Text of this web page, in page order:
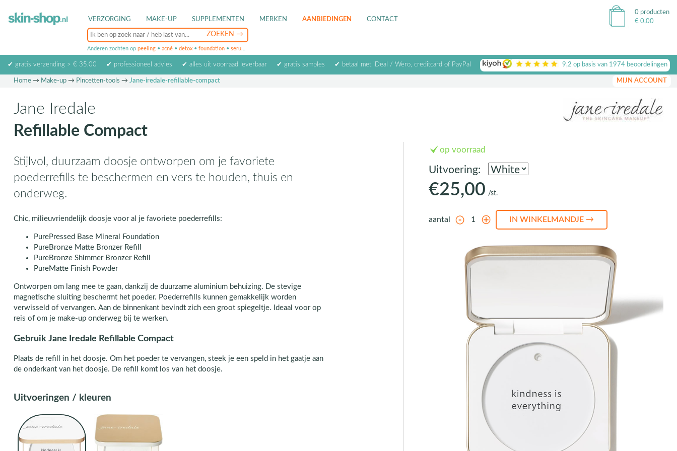
VERZORGING MAKE-UP SUPPLEMENTEN MERKEN AANBIEDINGEN CONTACT
Anderen zochten op peeling • acné • detox • foundation • serum
0 producten
€ 0,00
✔ gratis verzending > € 35,00 ✔ professioneel advies ✔ alles uit voorraad leverbaar ✔ gratis samples ✔ betaal met iDeal / Wero, creditcard of PayPal 9,2 op basis van 1974beoordelingen
MIJN ACCOUNT
Home→ Make-up→ Pincetten-tools → Jane-iredale-refillable-compact
Jane Iredale
Refillable Compact
Stijlvol, duurzaam doosje ontworpen om je favoriete
poederrefills te beschermen en vers te houden, thuis en
onderweg.
Chic, milieuvriendelijk doosje voor al je favoriete poederrefills:
PurePressed Base Mineral Foundation
PureBronze Matte Bronzer Refill
PureBronze Shimmer Bronzer Refill
PureMatte Finish Powder
Ontworpen om lang mee te gaan, dankzij de duurzame aluminium behuizing. De stevige
magnetische sluiting beschermt het poeder. Poederrefills kunnen gemakkelijk worden
verwisseld of vervangen. Aan de binnenkant bevindt zich een groot spiegeltje. Ideaal voor op
reis of om je make-up onderweg bij te werken.
Gebruik Jane Iredale Refillable Compact
Plaats de refill in het doosje. Om het poeder te vervangen, steek je een speld in het gaatje aan
de onderkant van het doosje. De refill komt los van het doosje.
Uitvoeringen / kleuren
op voorraad
Uitvoering:
€25,00 /st.
aantal